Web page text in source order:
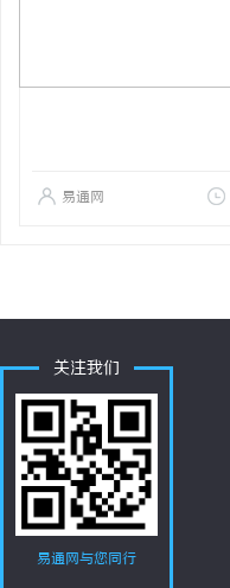
易通网
关注我们
易通网与您同行